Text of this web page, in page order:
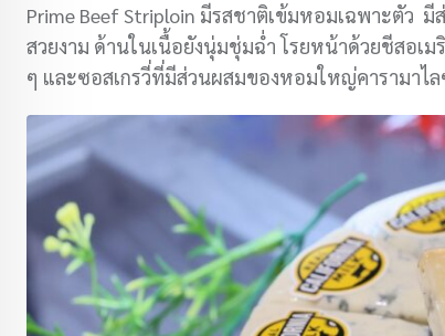
Prime Beef Striploin มีรสชาติเข้มหอมเฉพาะตั
สวยงาม ด้านในเนื้อยังนุ่มชุ่มฉ่ำ โรยหน้าด้วยชีสอเ
ๆ และซอสเกรวี่ที่มีส่วนผสมของหอมใหญ่คารามาไ